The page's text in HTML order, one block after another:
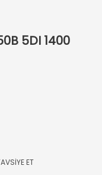
5DI 1400
ET